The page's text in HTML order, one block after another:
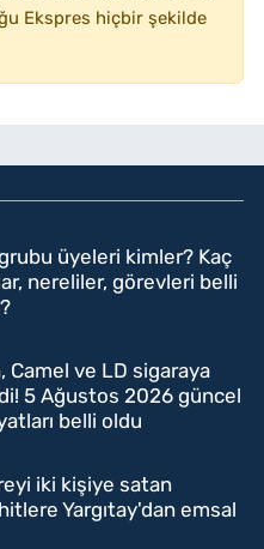
Ekspres hiçbir şekilde
üyeleri kimler? Kaç
nereliler, görevleri belli
Camel ve LD sigaraya
5 Ağustos 2026 güncel
belli oldu
iki kişiye satan
Yargıtay'dan emsal